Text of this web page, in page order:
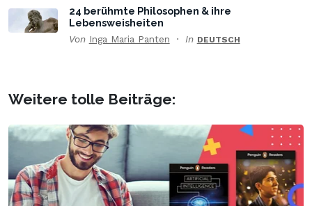
24 berühmte Philosophen & ihre
Lebensweisheiten
Von Inga Maria Panten In DEUTSCH
Weitere tolle Beiträge: